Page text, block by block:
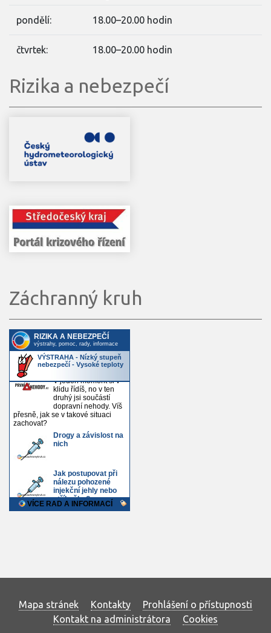
pondělí: 18.00–20.00 hodin
čtvrtek: 18.00–20.00 hodin
Rizika a nebezpečí
Záchranný kruh
Mapa stránek Kontakty
Prohlášení o přístupnosti
Kontakt na administrátora
Cookies